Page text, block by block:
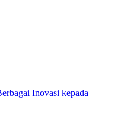
Inovasi kepada